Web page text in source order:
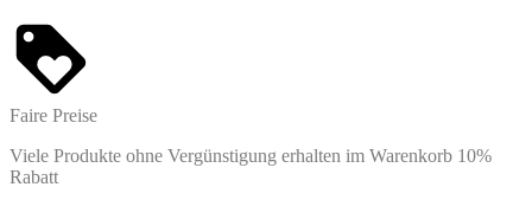
Faire Preise
Viele Produkte ohne Vergünstigung erhalten im Warenkorb 10%
Rabatt